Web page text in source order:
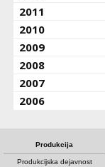
2011
2010
2009
2008
2007
2006
Produkcija
Produkcijska dejavnost